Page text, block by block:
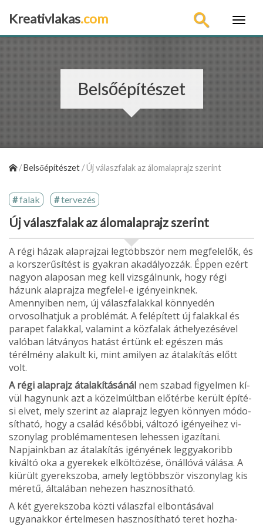
Kreativlakas.com
Belsőépítészet
/Belsőépítészet /Új válaszfalak az álomalaprajz szerint
falak tervezés
Új válaszfalak az álomalaprajz szerint
A régi házak alaprajzai legtöbbször nem megfelelők, és
a korszerűsítést is gyakran akadályozzák. Éppen ezért
nagyon alaposan meg kell vizsgálnunk, hogy régi
házunk alaprajza megfelel-e igényeinknek.
Amennyiben nem, új válaszfalakkal könnyedén
orvosolhatjuk a problémát. A felépített új falakkal és
parapet falakkal, valamint a közfalak áthelyezésével
valóban látvá­nyos hatást értünk el: egé­szen más
térélmény alakult ki, mint amilyen az átalakítás előtt
volt.
A régi alaprajz átalakításá­nál nem szabad figyelmen kí­
vül hagynunk azt a közel­múltban előtérbe került építé­
si elvet, mely szerint az alap­rajz legyen könnyen módo­
sítható, hogy a család későb­bi, változó igényeihez vi­
szonylag problémamentesen lehessen igazítani.
Napjaink­ban az átalakítás igényének leggyakoribb
kiváltó oka a gyerekek elköltö­zése, önállóvá vá­lása. A
kiürült gye­rekszoba, amely legtöbbször vi­szonylag kis
mé­retű, általában ne­hezen hasznosít­ható.
A két gyerek­szoba közti válasz­fal elbontásával
ugyanakkor értel­mesen hasznosít­ható teret hozha­